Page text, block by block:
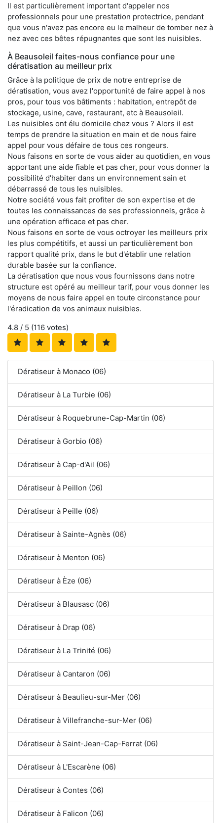
Il est particulièrement important d'appeler nos
professionnels pour une prestation protectrice, pendant
que vous n'avez pas encore eu le malheur de tomber nez à
nez avec ces bêtes répugnantes que sont les nuisibles.
À Beausoleil faites-nous confiance pour une
dératisation au meilleur prix
Grâce à la politique de prix de notre entreprise de
dératisation, vous avez l'opportunité de faire appel à nos
pros, pour tous vos bâtiments : habitation, entrepôt de
stockage, usine, cave, restaurant, etc à Beausoleil.
Les nuisibles ont élu domicile chez vous ? Alors il est
temps de prendre la situation en main et de nous faire
appel pour vous défaire de tous ces rongeurs.
Nous faisons en sorte de vous aider au quotidien, en vous
apportant une aide fiable et pas cher, pour vous donner la
possibilité d'habiter dans un environnement sain et
débarrassé de tous les nuisibles.
Notre société vous fait profiter de son expertise et de
toutes les connaissances de ses professionnels, grâce à
une opération efficace et pas cher.
Nous faisons en sorte de vous octroyer les meilleurs prix
les plus compétitifs, et aussi un particulièrement bon
rapport qualité prix, dans le but d'établir une relation
durable basée sur la confiance.
La dératisation que nous vous fournissons dans notre
structure est opéré au meilleur tarif, pour vous donner les
moyens de nous faire appel en toute circonstance pour
l'éradication de vos animaux nuisibles.
4.8 / 5 (116 votes)
Dératiseur à Monaco (06)
Dératiseur à La Turbie (06)
Dératiseur à Roquebrune-Cap-Martin (06)
Dératiseur à Gorbio (06)
Dératiseur à Cap-d'Ail (06)
Dératiseur à Peillon (06)
Dératiseur à Peille (06)
Dératiseur à Sainte-Agnès (06)
Dératiseur à Menton (06)
Dératiseur à Èze (06)
Dératiseur à Blausasc (06)
Dératiseur à Drap (06)
Dératiseur à La Trinité (06)
Dératiseur à Cantaron (06)
Dératiseur à Beaulieu-sur-Mer (06)
Dératiseur à Villefranche-sur-Mer (06)
Dératiseur à Saint-Jean-Cap-Ferrat (06)
Dératiseur à L'Escarène (06)
Dératiseur à Contes (06)
Dératiseur à Falicon (06)